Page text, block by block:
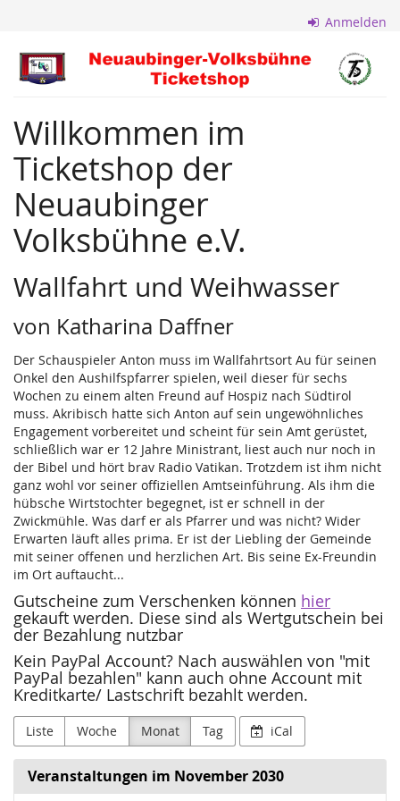
Inhalt
springen
Anmelden
Neuaubinger
e.V.
Willkommen im
Ticketshop der
Neuaubinger
Volksbühne e.V.
Wallfahrt und Weihwasser
von Katharina Daffner
Der Schauspieler Anton muss im Wallfahrtsort Au für seinen
Onkel den Aushilfspfarrer spielen, weil dieser für sechs
Wochen zu einem alten Freund auf Hospiz nach Südtirol
muss. Akribisch hatte sich Anton auf sein ungewöhnliches
Engagement vorbereitet und scheint für sein Amt gerüstet,
schließlich war er 12 Jahre Ministrant, liest auch nur noch in
der Bibel und hört brav Radio Vatikan. Trotzdem ist ihm nicht
ganz wohl vor seiner offiziellen Amtseinführung. Als ihm die
hübsche Wirtstochter begegnet, ist er schnell in der
Zwickmühle. Was darf er als Pfarrer und was nicht? Wider
Erwarten läuft alles prima. Er ist der Liebling der Gemeinde
mit seiner offenen und herzlichen Art. Bis seine Ex-Freundin
im Ort auftaucht...
Gutscheine zum Verschenken können hier
gekauft werden. Diese sind als Wertgutschein bei
der Bezahlung nutzbar
Kein PayPal Account? Nach auswählen von "mit
PayPal bezahlen" kann auch ohne Account mit
Kreditkarte/ Lastschrift bezahlt werden.
Liste Woche Monat Tag iCal
Veranstaltungen im November 2030